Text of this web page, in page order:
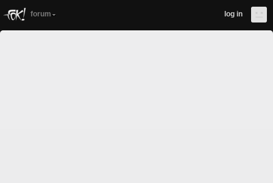
forum log in